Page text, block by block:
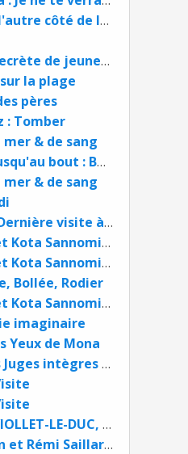
Fabrice Humbert : De l'autre côté de la vie
Riad Sattouf : La vie secrète de jeunes 2004 - 2009
la plage
pères
: Tomber
& de sang
Lili toujours debout jusqu'au bout : Boris Golzio et Lili Keller Rosenberg BD
& de sang
Marie-Sabine Roger : Dernière visite à ma mère
Muneyuki Kaneshiro et Kota Sannomiya : Blue Lock épisode Nagi tome 4
Muneyuki Kaneshiro et Kota Sannomiya : Blue Lock épisode Nagi tome 3
Bollée, Rodier
Muneyuki Kaneshiro et Kota Sannomiya : Blue Lock épisode Nagi tome 2
imaginaire
Yeux de Mona
Lefranc, tome 32 : Les Juges intègres d'après Jacques Martin
Rubio, Ocaña, Maz! : VIOLLET-LE-DUC, l'homme qui ressuscita Notre-Dame
Sophie Bordet-Pétillon et Rémi Saillard : Archi et Basile, Permis de construire